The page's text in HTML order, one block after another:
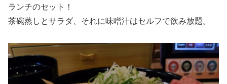
ランチのセット！
茶碗蒸しとサラダ、それに味噌汁はセルフで飲み放題。